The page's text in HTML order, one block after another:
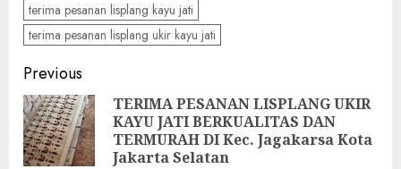
terima pesanan lisplang kayu jati
terima pesanan lisplang ukir kayu jati
Previous
TERIMA PESANAN LISPLANG UKIR
KAYU JATI BERKUALITAS DAN
TERMURAH DI Kec. Jagakarsa Kota
Jakarta Selatan